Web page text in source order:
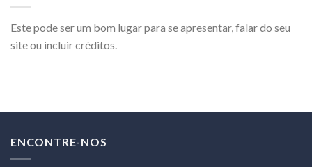
Este pode ser um bom lugar para se apresentar, falar do seu
site ou incluir créditos.
ENCONTRE-NOS